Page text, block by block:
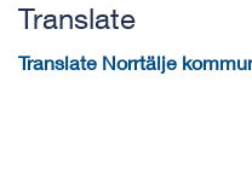
Translate
Translate Norrtälje